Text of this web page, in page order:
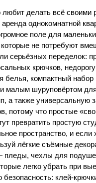
любит делать всё своими
однокомнатной
поле для
не потребуют
серьёзных переделок:
крючков,
белья, компактный набор
малым шуруповёртом
а также универсальную
потому что простые
превратить простую
пространство, и если
лёгкие съёмные
чехлы для
легко убрать при
безопасность: клей-